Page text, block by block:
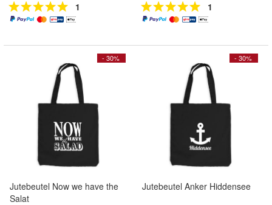
1 1
- 30%
Jutebeutel Now we have the
Salat
- 30%
Jutebeutel Anker Hiddensee